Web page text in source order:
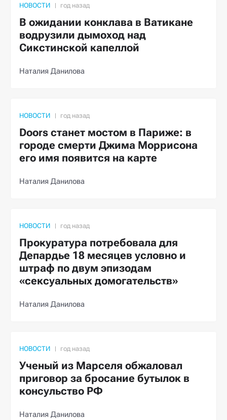
НОВОСТИ
В ожидании конклава в Ватикане
водрузили дымоход над
Сикстинской капеллой
Наталия Данилова
НОВОСТИ
Doors станет мостом в Париже: в
городе смерти Джима Моррисона
его имя появится на карте
Наталия Данилова
НОВОСТИ
Прокуратура потребовала для
Депардье 18 месяцев условно и
штраф по двум эпизодам
«сексуальных домогательств»
Наталия Данилова
НОВОСТИ
Ученый из Марселя обжаловал
приговор за бросание бутылок в
консульство РФ
Наталия Данилова